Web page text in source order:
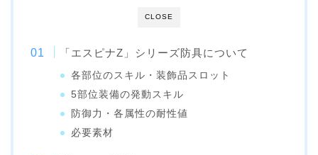
CLOSE
「エスピナZ」シリーズ防具について
各部位のスキル・装飾品スロット
5部位装備の発動スキル
防御力・各属性の耐性値
必要素材